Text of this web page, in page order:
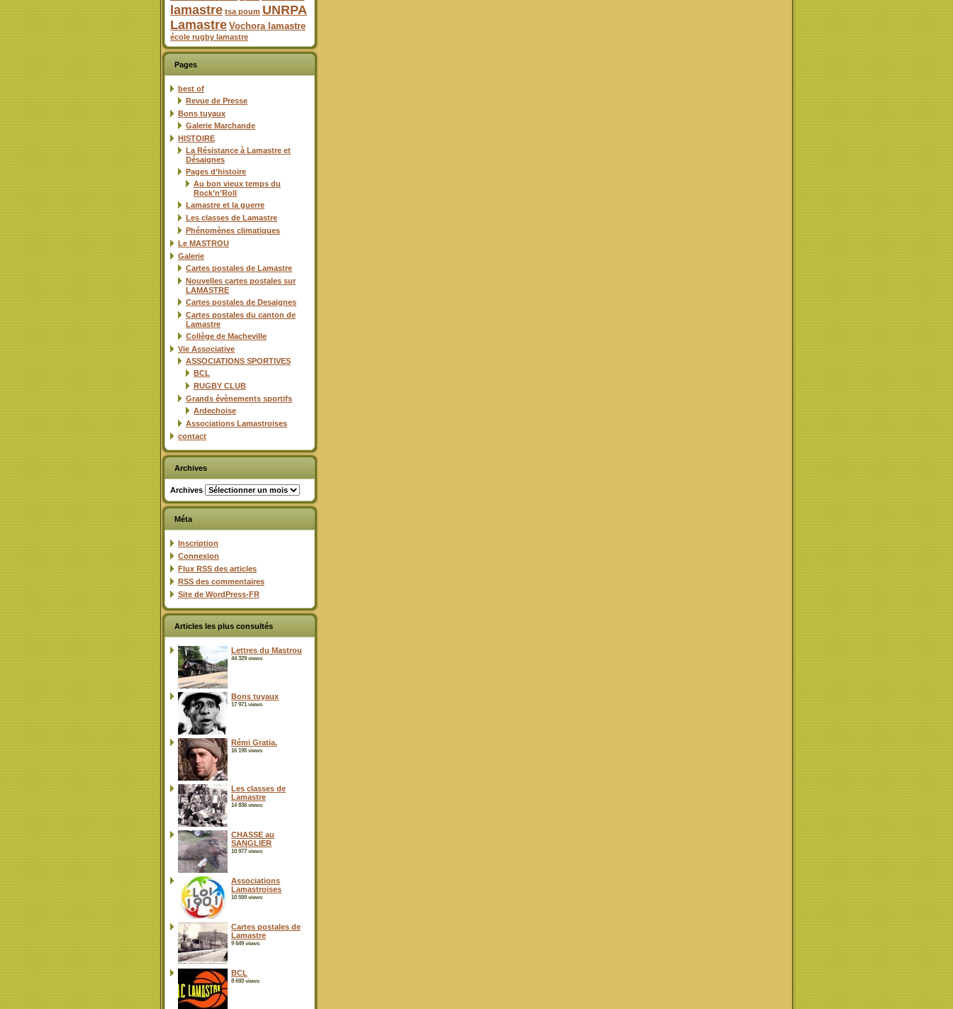
lamastre tsa poum UNRPA
Lamastre Vochora lamastre
école rugby lamastre
Pages
best of
Revue de Presse
Bons tuyaux
Galerie Marchande
HISTOIRE
La Résistance à Lamastre et
Désaignes
Pages d’histoire
Au bon vieux temps du
Rock’n’Roll
Lamastre et la guerre
Les classes de Lamastre
Phénomènes climatiques
Le MASTROU
Galerie
Cartes postales de Lamastre
Nouvelles cartes postales sur
LAMASTRE
Cartes postales de Desaignes
Cartes postales du canton de
Lamastre
Collège de Macheville
Vie Associative
ASSOCIATIONS SPORTIVES
BCL
RUGBY CLUB
Grands évènements sportifs
Ardechoise
Associations Lamastroises
contact
Archives
Archives
Méta
Inscription
Connexion
Flux RSS des articles
RSS des commentaires
Site de WordPress-FR
Articles les plus consultés
Lettres du Mastrou
44 329 views
Bons tuyaux
17 971 views
Rémi Gratia.
16 195 views
Les classes de
Lamastre
14 836 views
CHASSE au
SANGLIER
10 977 views
Associations
Lamastroises
10 559 views
Cartes postales de
Lamastre
9 649 views
BCL
8 693 views